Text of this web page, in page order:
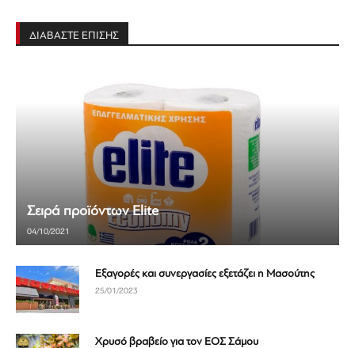
ΔΙΑΒΑΣΤΕ ΕΠΙΣΗΣ
Σειρά προϊόντων Elite
04/10/2021
Εξαγορές και συνεργασίες εξετάζει η Μασούτης
25/01/2023
Χρυσό βραβείο για τον ΕΟΣ Σάμου